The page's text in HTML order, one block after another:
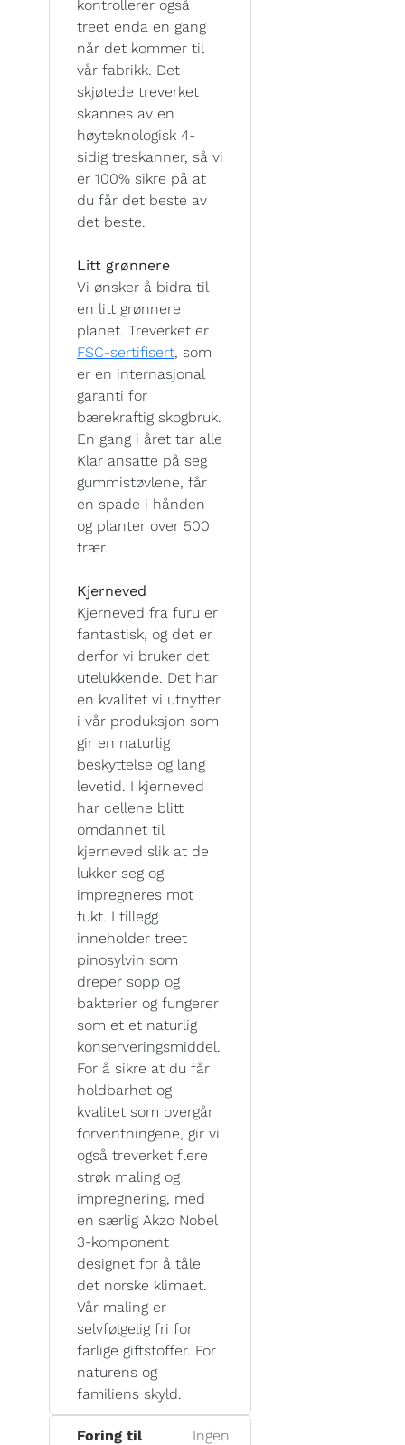
kontrollerer også
treet enda en gang
når det kommer til
vår fabrikk. Det
skjøtede treverket
skannes av en
høyteknologisk 4-
sidig treskanner, så vi
er 100% sikre på at
du får det beste av
det beste.
Litt grønnere
Vi ønsker å bidra til
en litt grønnere
planet. Treverket er
FSC-sertifisert, som
er en internasjonal
garanti for
bærekraftig skogbruk.
En gang i året tar alle
Klar ansatte på seg
gummistøvlene, får
en spade i hånden
og planter over 500
trær.
Kjerneved
Kjerneved fra furu er
fantastisk, og det er
derfor vi bruker det
utelukkende. Det har
en kvalitet vi utnytter
i vår produksjon som
gir en naturlig
beskyttelse og lang
levetid. I kjerneved
har cellene blitt
omdannet til
kjerneved slik at de
lukker seg og
impregneres mot
fukt. I tillegg
inneholder treet
pinosylvin som
dreper sopp og
bakterier og fungerer
som et et naturlig
konserveringsmiddel.
For å sikre at du får
holdbarhet og
kvalitet som overgår
forventningene, gir vi
også treverket flere
strøk maling og
impregnering, med
en særlig Akzo Nobel
3-komponent
designet for å tåle
det norske klimaet.
Vår maling er
selvfølgelig fri for
farlige giftstoffer. For
naturens og
familiens skyld.
Foring til
Ingen